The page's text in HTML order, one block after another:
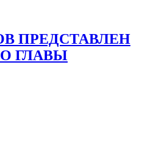
ПРЕДСТАВЛЕН
ГЛАВЫ